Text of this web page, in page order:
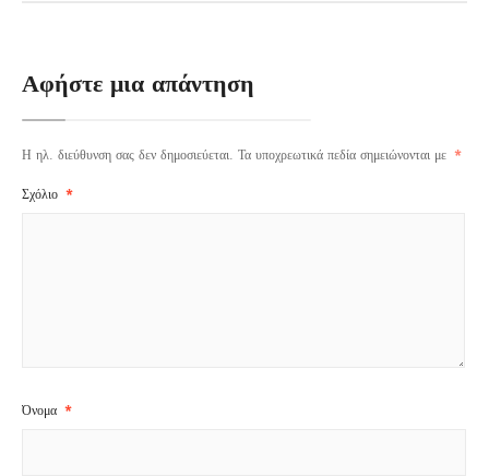
Αφήστε μια απάντηση
Η ηλ. διεύθυνση σας δεν δημοσιεύεται. Τα υποχρεωτικά πεδία σημειώνονται με *
Σχόλιο *
Όνομα *